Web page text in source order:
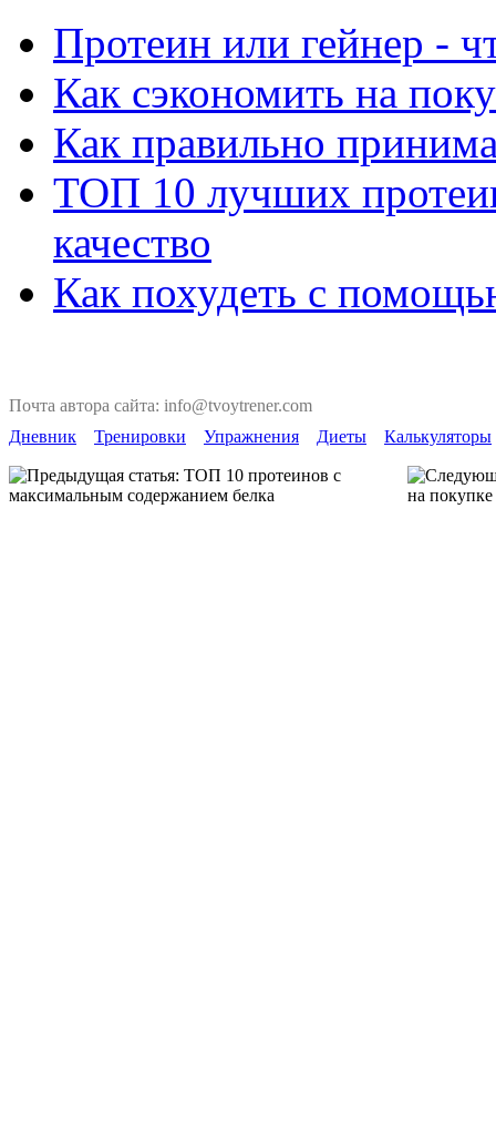
Протеин или гейнер -
Как сэкономить на
Как правильно
ТОП 10 лучших
качество
Как похудеть с
Почта автора сайта: info@tvoytrener.com
Дневник
Тренировки Упражнения Диеты Калькуляторы